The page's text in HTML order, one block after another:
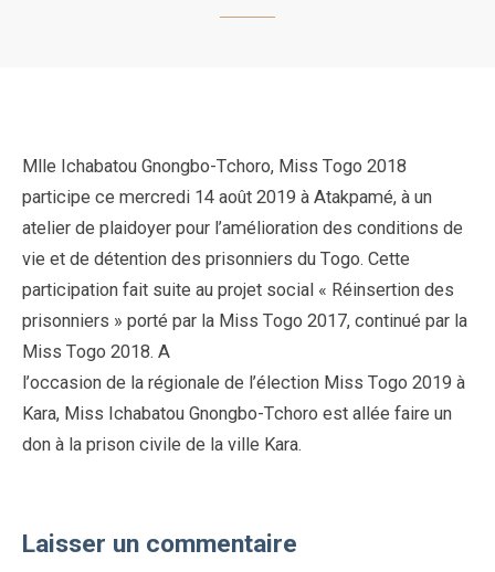
Mlle Ichabatou Gnongbo-Tchoro, Miss Togo 2018
participe ce mercredi 14 août 2019 à Atakpamé, à un
atelier de plaidoyer pour l’amélioration des conditions de
vie et de détention des prisonniers du Togo. Cette
participation fait suite au projet social « Réinsertion des
prisonniers » porté par la Miss Togo 2017, continué par la
Miss Togo 2018. A
l’occasion de la régionale de l’élection Miss Togo 2019 à
Kara, Miss Ichabatou Gnongbo-Tchoro est allée faire un
don à la prison civile de la ville Kara.
Laisser un commentaire